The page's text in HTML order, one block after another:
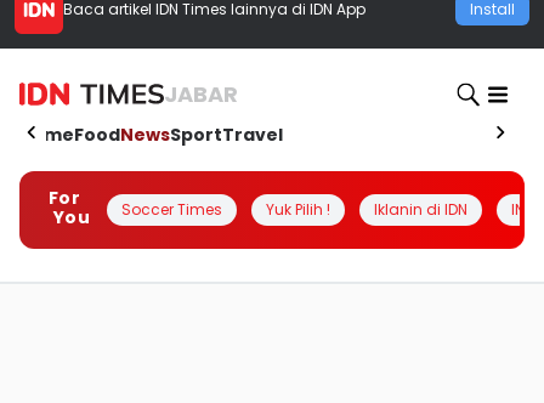
Baca artikel IDN Times lainnya di IDN App Install
JABAR
HomeFoodNewsSportTravel
For
You
Soccer Times Yuk Pilih ! Iklanin di IDN